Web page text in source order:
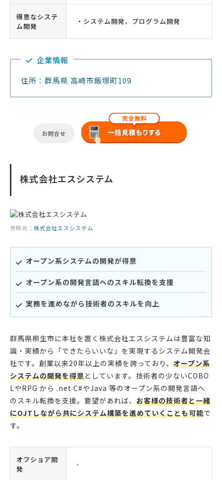
得意なシステ
ム開発
・システム開発、プログラム開発
企業情報
住所：群馬県 高崎市飯塚町109
お問合せ
株式会社エスシステム
参照元： 株式会社エスシステム
オープン系システムの開発が得意
オープン系の開発言語へのスキル転換を支援
実務を進めながら技術者のスキルを向上
群馬県桐生市に本社を置く株式会社エスシステムは豊富な知
識・実績から「できたらいいな」を実現するシステム開発会
社です。創業以来20年以上の実績を誇っており、 オープン系
システムの開発を得意としています。技術者の少ないCOBO
LやRPG から .net C#やJava 等のオープン系の開発言語へ
のスキル転換を支援。要望があれば、 お客様の技術者と一緒
にOJTしながら共にシステム構築を進めていくことも可能で
す。
オフショア開
発
-